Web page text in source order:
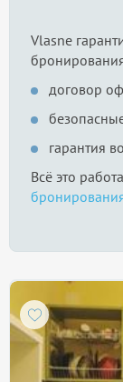
Vlasne
договор
гарантия
Всё это